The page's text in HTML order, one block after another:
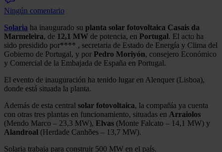
Ningún comentario
Solaria ha inaugurado su planta solar fotovoltaica Casais da
Marmeleira, de 12,1 MW de potencia, en Portugal. El acto ha
sido presidido por**** , secretaria de Estado de Energía y Clima del
Gobierno de Portugal, y por Pedro Moriyón, consejero Económico
y Comercial de la Embajada de España en Portugal.
El evento de inauguración ha tenido lugar en Alenquer (Lisboa),
donde está situada la planta.
Además de esta central solar fotovoltaica, la compañía ya cuenta
con otras tres plantas en funcionamiento, situadas en Arraiolos
(Mendo Marco – 23,3 MW), Elvas (Monte Falcato – 14,1 MW) y
Alandroal (Herdade Canhões – 13,7 MW).
Solaria trabaja para construir 500 MW en el país.